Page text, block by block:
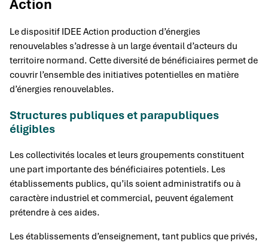
Action
Le dispositif IDEE Action production d’énergies
renouvelables s’adresse à un large éventail d’acteurs du
territoire normand. Cette diversité de bénéficiaires permet de
couvrir l’ensemble des initiatives potentielles en matière
d’énergies renouvelables.
Structures publiques et parapubliques
éligibles
Les collectivités locales et leurs groupements constituent
une part importante des bénéficiaires potentiels. Les
établissements publics, qu’ils soient administratifs ou à
caractère industriel et commercial, peuvent également
prétendre à ces aides.
Les établissements d’enseignement, tant publics que privés,